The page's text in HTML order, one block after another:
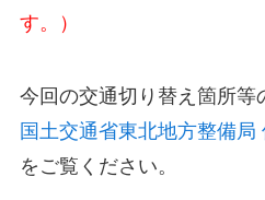
す。）
今回の交通切り替え箇所等
国土交通省東北地方整備
をご覧ください。